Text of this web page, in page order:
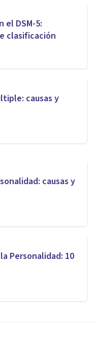
el DSM-5:
clasificación
causas y
de la
causas y
Personalidad: 10